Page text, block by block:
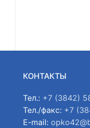
КОНТАКТЫ
Тел.: +7 (3842)
Тел./факс: +7
E-mail: